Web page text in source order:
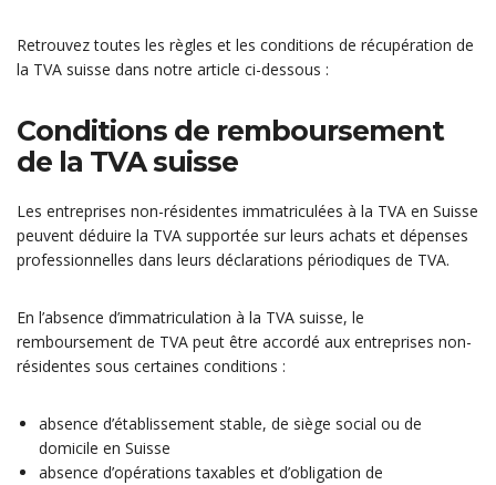
Retrouvez toutes les règles et les conditions de récupération de
la TVA suisse dans notre article ci-dessous :
Conditions de remboursement
de la TVA suisse
Les entreprises non-résidentes immatriculées à la TVA en Suisse
peuvent déduire la TVA supportée sur leurs achats et dépenses
professionnelles dans leurs déclarations périodiques de TVA.
En l’absence d’immatriculation à la TVA suisse, le
remboursement de TVA peut être accordé aux entreprises non-
résidentes sous certaines conditions :
absence d’établissement stable, de siège social ou de
domicile en Suisse
absence d’opérations taxables et d’obligation de